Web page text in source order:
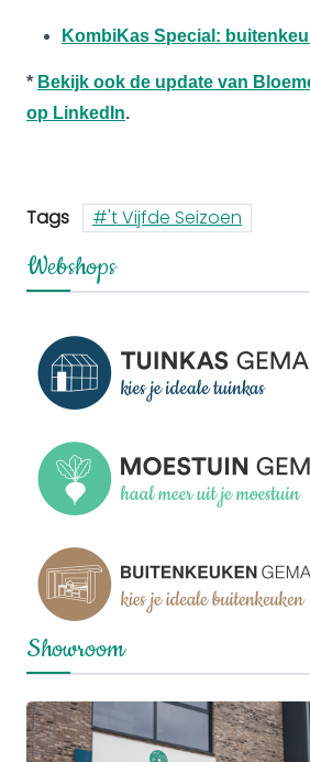
KombiKas Special:
* Bekijk ook de update van
op LinkedIn.
Tags 't Vijfde Seizoen
Webshops
Showroom